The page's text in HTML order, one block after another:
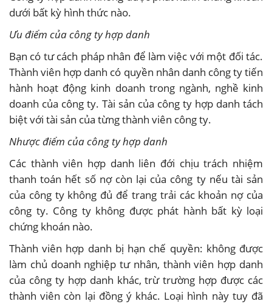
dưới bất kỳ hình thức nào.
Ưu điểm của công ty hợp danh
Bạn có tư cách pháp nhân để làm việc với một đối tác.
Thành viên hợp danh có quyền nhân danh công ty tiến
hành hoạt động kinh doanh trong ngành, nghề kinh
doanh của công ty. Tài sản của công ty hợp danh tách
biệt với tài sản của từng thành viên công ty.
Nhược điểm của công ty hợp danh
Các thành viên hợp danh liên đới chịu trách nhiệm
thanh toán hết số nợ còn lại của công ty nếu tài sản
của công ty không đủ để trang trải các khoản nợ của
công ty. Công ty không được phát hành bất kỳ loại
chứng khoán nào.
Thành viên hợp danh bị hạn chế quyền: không được
làm chủ doanh nghiệp tư nhân, thành viên hợp danh
của công ty hợp danh khác, trừ trường hợp được các
thành viên còn lại đồng ý khác. Loại hình này tuy đã